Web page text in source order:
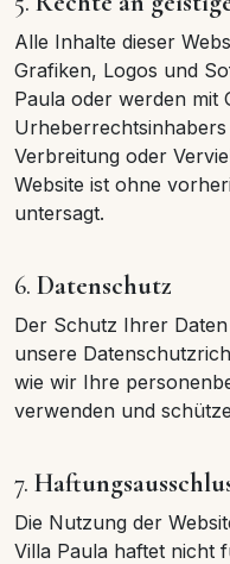
Alle Inhalte dieser
Grafiken, Logos und
Paula oder werden mit
Verbreitung oder
Website ist ohne
untersagt.
6. Datenschutz
Der Schutz Ihrer
unsere
wie wir Ihre
verwenden und
7.
Die Nutzung der
Villa Paula haftet nicht